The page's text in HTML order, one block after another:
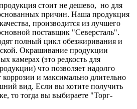
стоит не дешево, но для
причин. Наша продукция
производится из лучшего
поставщик "Северсталь".
полный цикл обезжиривания и
Окрашивание продукции
камерах (это редкость для
что позволяет надолго
и максимально длительно
вид. Если вы хотите получить
то тогда вы выбираете "Торг-